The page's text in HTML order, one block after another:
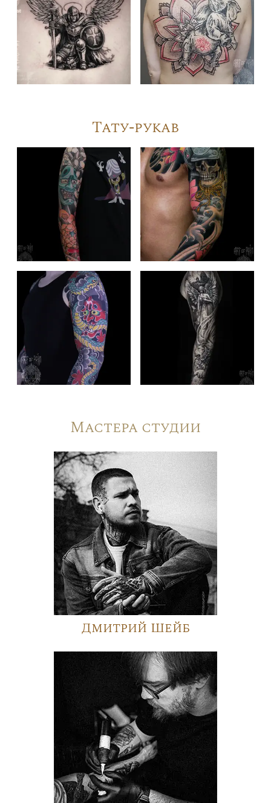
Тату-рукав
Мастера студии
Дмитрий Шейб